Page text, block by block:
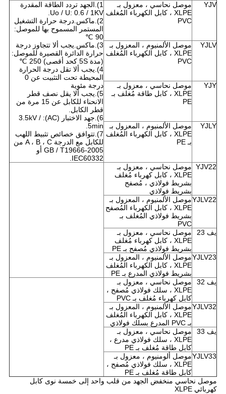
YJV
موصل نحاسي ، معزول بـ
XLPE ، كابل الكهرباء المُغلف
PVC
1).الجهد تردد الطاقة المقدرة
Uo / U: 0.6 / 1KV.
2).ماكس.درجة حرارة التشغيل
المستمر المسموح بها للموصل:
90 ℃
3).ماكس.يجب ألا تتجاوز درجة
حرارة الدائرة القصيرة للموصل:
(مدة 5S كحد أقصى) 250 ℃
4).يجب ألا تقل درجة الحرارة
المحيطة تحت التثبيت عن 0
درجة مئوية
5).يجب ألا يقل نصف قطر
الانحناء للكابل عن 15 مرة من
قطر الكابل.
6).جهد الاختبار (AC): 3.5kV /
5min.
7).تتوافق خصائص تثبيط اللهب
للكابل مع الدرجة A ، B ، C من
GB / T19666-2005 أو
IEC60332.
YJLV
موصل الألمنيوم ، المعزول بـ
XLPE ، كابل الكهرباء المُغلف
PVC
YJY
موصل نحاسي ، معزول بـ
XLPE ، كابل طاقة مُغلف بـ
PE
YJLY
موصل الألمنيوم ، المعزول بـ
XLPE ، كابل الكهرباء المُغلف
بـ PE
YJV22 موصل نحاسي ، معزول بـ
XLPE ، كابل كهرباء مُغلف
بشريط فولاذي ، مُصفح
بشريط فولاذي
YJLV22موصل الألمنيوم ، المعزول بـ
XLPE ، كابل الكهرباء المُصفح
بشريط فولاذي المُغلف بـ
PVC
يف 23
موصل نحاسي ، معزول بـ
XLPE ، كابل كهرباء مُغلف
بشريط فولاذي مُصفح بـ PE
YJLV23موصل الألمنيوم ، المعزول بـ
XLPE ، كابل الكهرباء المُغلف
بشريط فولاذي المدرع بـ PE
يف 32
موصل نحاسي ، معزول بـ
XLPE ، سلك فولاذي مُصفح ،
كابل كهرباء مُغلف بـ PVC
YJLV32موصل الألمنيوم ، المعزول بـ
XLPE ، كابل الكهرباء المُغلف
بـ PVC المدرع بسلك فولاذي
يف 33
موصل نحاسي ، معزول بـ
XLPE ، سلك فولاذي مدرع ،
كابل طاقة مُغلف بـ PE
YJLV33موصل ألومنيوم ، معزول بـ
XLPE ، سلك فولاذي مُصفح ،
كابل طاقة مُغلف بـ PE
موصل نحاسي منخفض الجهد من قلب واحد إلى خمسة نوى كابل
كهربائي XLPE